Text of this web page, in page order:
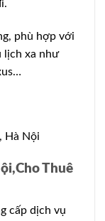
phù hợp với
lịch xa như
Hà Nội
Thuê
cấp dịch vụ